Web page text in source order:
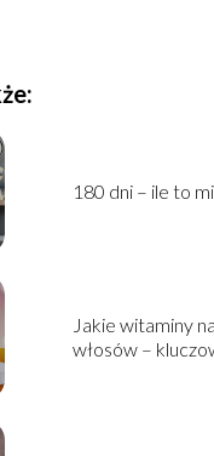
180 dni – ile to
Jakie witaminy
włosów –